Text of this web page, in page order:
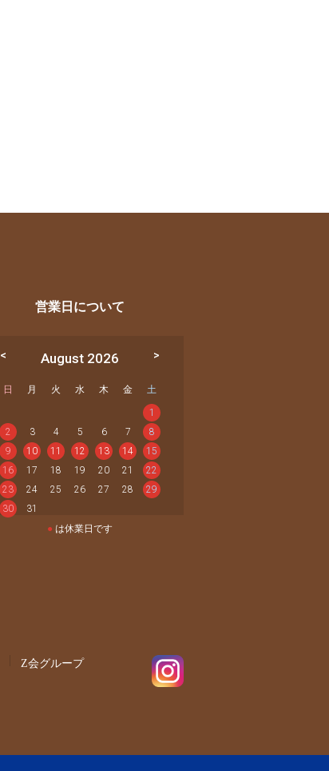
営業日について
August 2026
日 月 火 水 木 金 土
1
2
3 4 5 6 7
8
9
10 11 12 13 14
15
16
17 18 19 20 21
22
23
24 25 26 27 28
29
30
31
● は休業日です
Z会グループ